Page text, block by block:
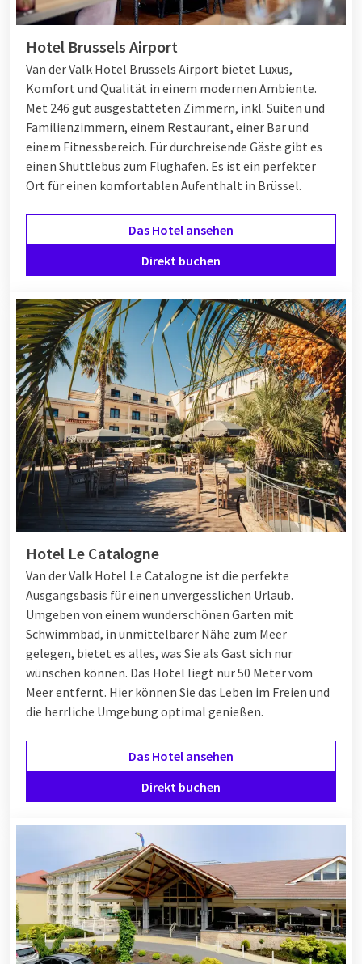
Hotel Brussels Airport
Van der Valk Hotel Brussels Airport bietet Luxus,
Komfort und Qualität in einem modernen Ambiente.
Met 246 gut ausgestatteten Zimmern, inkl. Suiten und
Familienzimmern, einem Restaurant, einer Bar und
einem Fitnessbereich. Für durchreisende Gäste gibt es
einen Shuttlebus zum Flughafen. Es ist ein perfekter
Ort für einen komfortablen Aufenthalt in Brüssel.
Das Hotel ansehen
Direkt buchen
Hotel Le Catalogne
Van der Valk Hotel Le Catalogne ist die perfekte
Ausgangsbasis für einen unvergesslichen Urlaub.
Umgeben von einem wunderschönen Garten mit
Schwimmbad, in unmittelbarer Nähe zum Meer
gelegen, bietet es alles, was Sie als Gast sich nur
wünschen können. Das Hotel liegt nur 50 Meter vom
Meer entfernt. Hier können Sie das Leben im Freien und
die herrliche Umgebung optimal genießen.
Das Hotel ansehen
Direkt buchen